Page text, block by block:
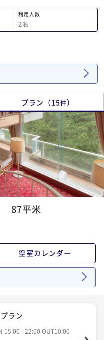
にレベルが低く感じ
が良いと思う。観光
ん。おすすめもしま
利用人数
2名
プラン （15件）
87平米
空室カレンダー
ラン
15:00 - 22:00 OUT10:00